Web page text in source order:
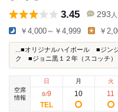
3.45 293 人
￥4,000～￥4,999 ￥
...■オリジナルハイボール ■ジン
ク ■ジョニ黒１２年（スコッチ
空席
情報
日
8/9
月
10
火
11